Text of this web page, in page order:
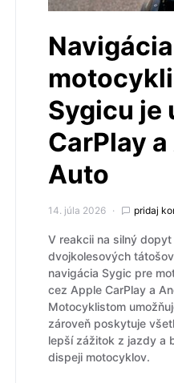
Sygicu je
CarPlay
Auto
14. júla 2026 pridaj
V reakcii na silný
dvojkolesových
navigácia Sygic pre
cez Apple CarPlay a
Motocyklistom
zároveň poskytuje
lepší zážitok z jazdy a
dispeji motocyklov.